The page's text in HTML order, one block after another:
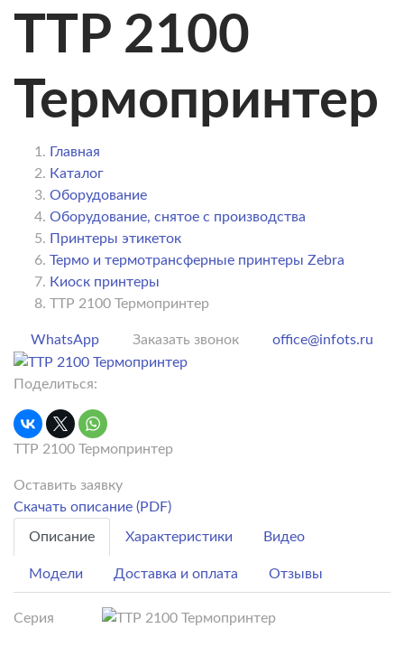
TTP 2100
Термопринтер
Главная
Каталог
Оборудование
Оборудование, снятое с производства
Принтеры этикеток
Термо и термотрансферные принтеры Zebra
Киоск принтеры
TTP 2100 Термопринтер
WhatsApp Заказать звонок office@infots.ru
Поделиться:
TTP 2100 Термопринтер
Оставить заявку
Скачать описание (PDF)
Описание Характеристики Видео
Модели Доставка и оплата Отзывы
Серия